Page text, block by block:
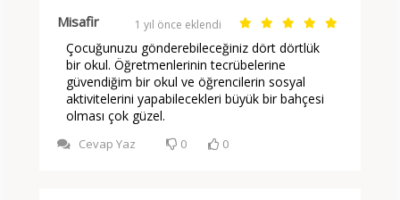
Misafir 1 yıl önce eklendi
Çocuğunuzu gönderebileceğiniz dört dörtlük
bir okul. Öğretmenlerinin tecrübelerine
güvendiğim bir okul ve öğrencilerin sosyal
aktivitelerini yapabilecekleri büyük bir bahçesi
olması çok güzel.
Cevap Yaz 0 0